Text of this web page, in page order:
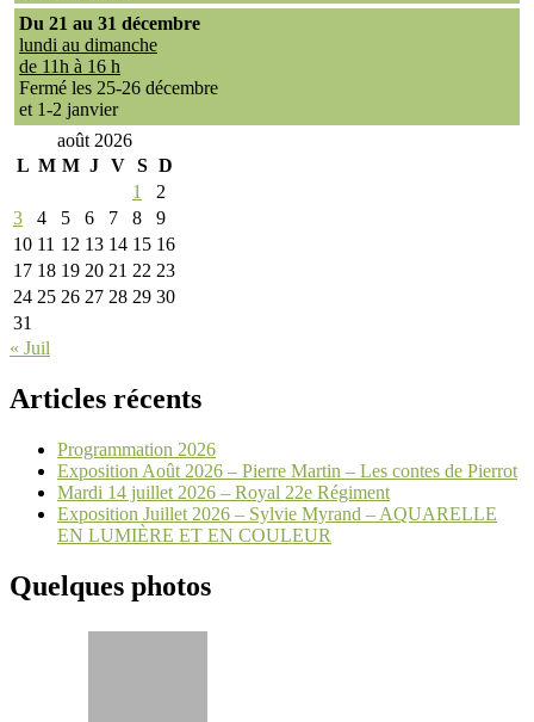
Du 21 au 31 décembre
lundi au dimanche
de 11h à 16 h
Fermé les 25-26 décembre
et 1-2 janvier
août 2026
L M M J V S D
1
2
3
4 5 6 7 8
9
10 11 12 13 14 15 16
17 18 19 20 21 22 23
24 25 26 27 28 29 30
31
« Juil
Articles récents
Programmation 2026
Exposition Août 2026 – Pierre Martin – Les contes de Pierrot
Mardi 14 juillet 2026 – Royal 22e Régiment
Exposition Juillet 2026 – Sylvie Myrand – AQUARELLE
EN LUMIÈRE ET EN COULEUR
Quelques photos